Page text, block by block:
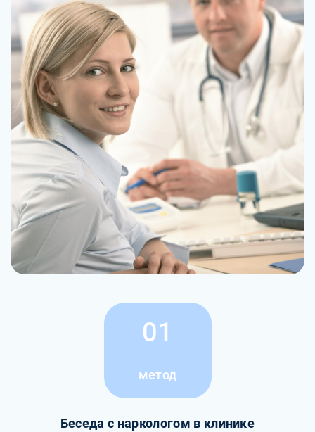
01
метод
Беседа с наркологом в клинике